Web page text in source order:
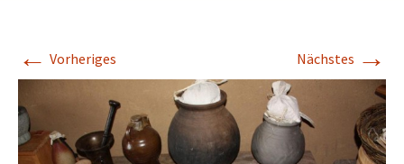
← Vorheriges Nächstes →